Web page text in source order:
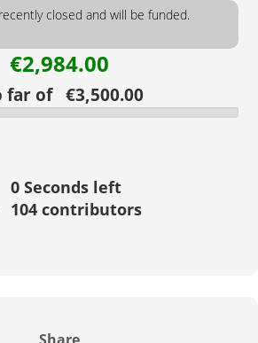
closed and will be funded.
€2,984.00
far of €3,500.00
0 Seconds left
104 contributors